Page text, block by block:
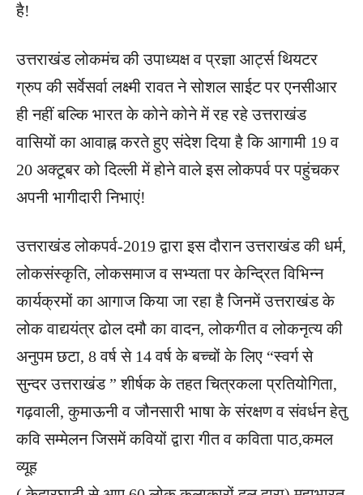
है!
उत्तराखंड लोकमंच की उपाध्यक्ष व प्रज्ञा आर्ट्स थियटर
ग्रुप की सर्वेसर्वा लक्ष्मी रावत ने सोशल साईट पर एनसीआर
ही नहीं बल्कि भारत के कोने कोने में रह रहे उत्तराखंड
वासियों का आवाह्न करते हुए संदेश दिया है कि आगामी 19 व
20 अक्टूबर को दिल्ली में होने वाले इस लोकपर्व पर पहुंचकर
अपनी भागीदारी निभाएं!
उत्तराखंड लोकपर्व-2019 द्वारा इस दौरान उत्तराखंड की धर्म,
लोकसंस्कृति, लोकसमाज व सभ्यता पर केन्द्रित विभिन्न
कार्यक्रमों का आगाज किया जा रहा है जिनमें उत्तराखंड के
लोक वाद्ययंत्र ढोल दमौ का वादन, लोकगीत व लोकनृत्य की
अनुपम छटा, 8 वर्ष से 14 वर्ष के बच्चों के लिए “स्वर्ग से
सुन्दर उत्तराखंड ” शीर्षक के तहत चित्रकला प्रतियोगिता,
गढ़वाली, कुमाऊनी व जौनसारी भाषा के संरक्षण व संवर्धन हेतु
कवि सम्मेलन जिसमें कवियों द्वारा गीत व कविता पाठ,कमल
व्यूह